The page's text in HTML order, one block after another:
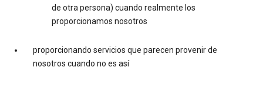
de otra persona) cuando realmente los
proporcionamos nosotros
proporcionando servicios que parecen provenir de
nosotros cuando no es así